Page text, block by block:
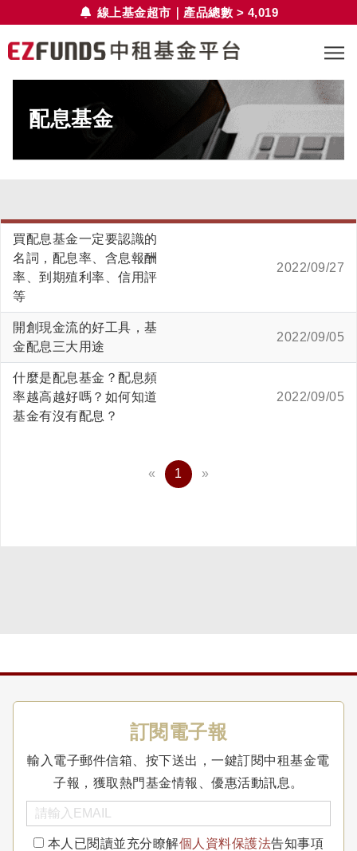
線上基金超市｜產品總數 > 4,019
配息基金
買配息基金一定要認識的
名詞，配息率、含息報酬
率、到期殖利率、信用評
等
2022/09/27
開創現金流的好工具，基
金配息三大用途
2022/09/05
什麼是配息基金？配息頻
率越高越好嗎？如何知道
基金有沒有配息？
2022/09/05
« 1 »
訂閱電子報
輸入電子郵件信箱、按下送出，一鍵訂閱中租基金電
子報，獲取熱門基金情報、優惠活動訊息。
本人已閱讀並充分瞭解個人資料保護法告知事項